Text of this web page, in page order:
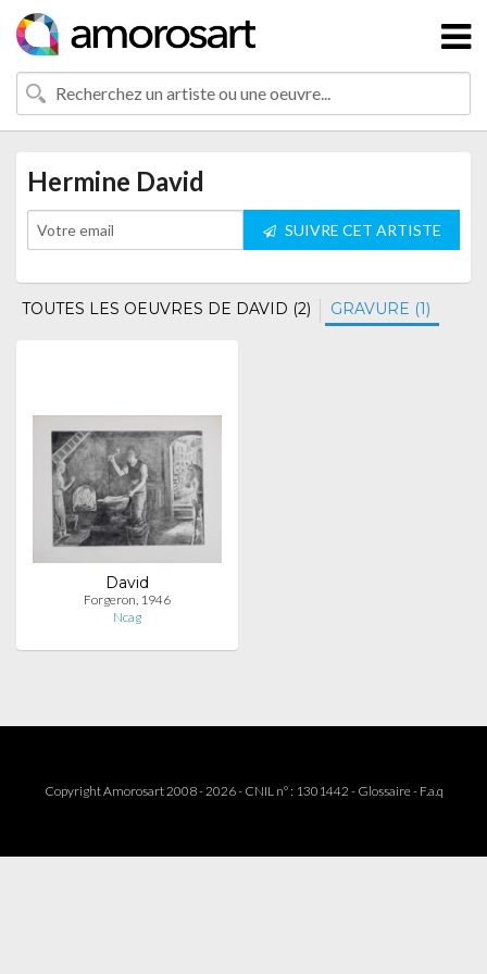
Hermine David
SUIVRE CET ARTISTE
TOUTES LES OEUVRES DE DAVID (2) GRAVURE (1)
David
Forgeron, 1946
Ncag
Copyright Amorosart 2008 - 2026 - CNIL n° : 1301442 - Glossaire- F.a.q